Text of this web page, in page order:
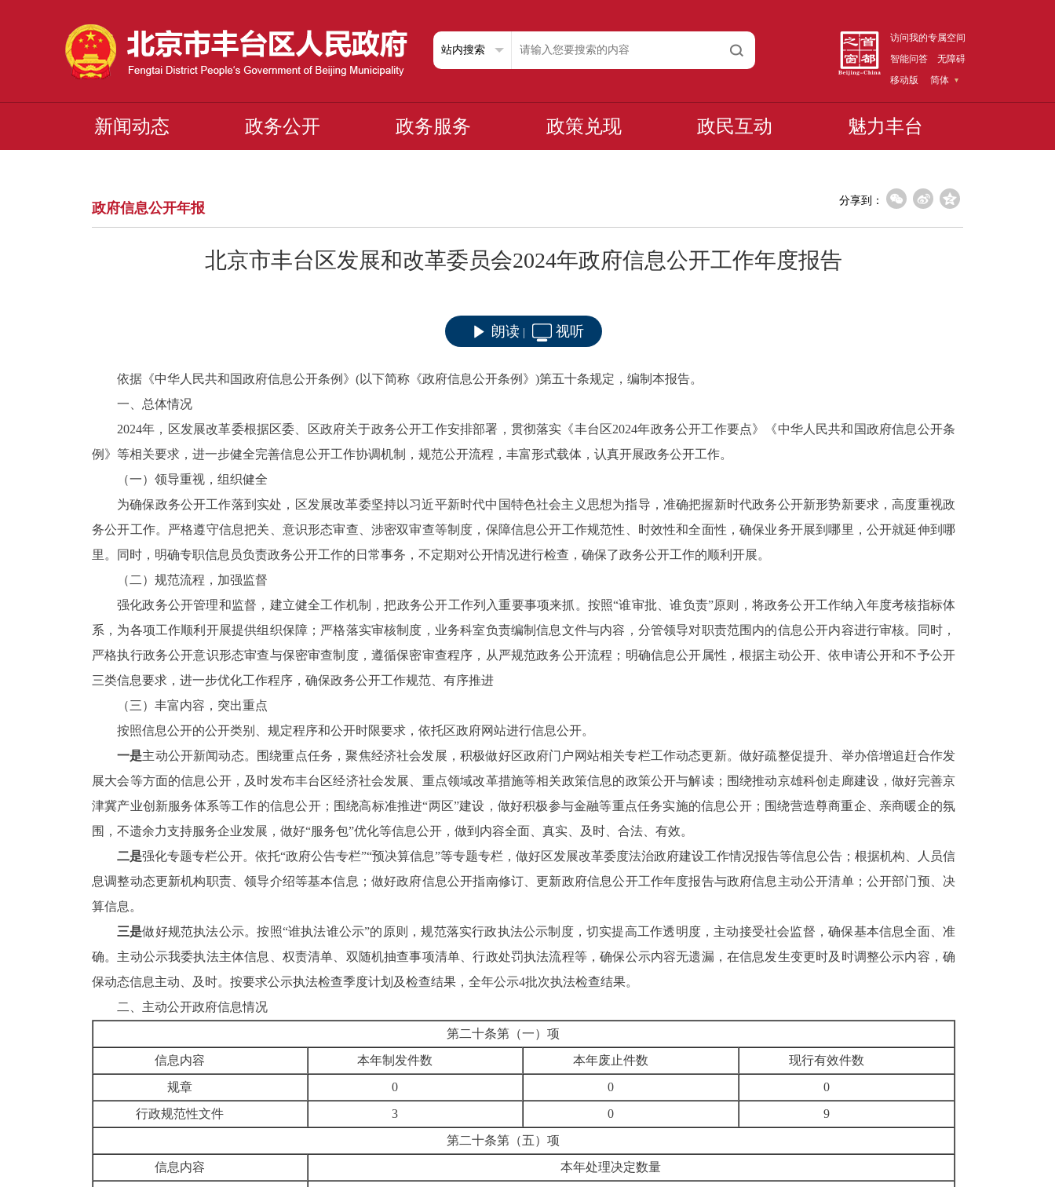
访问我的专属空间
智能问答
无障碍
移动版
简体
新闻动态 政务公开 政务服务 政策兑现 政民互动 魅力丰台
政府信息公开年报 分享到：
北京市丰台区发展和改革委员会2024年政府信息公开工作年度报告
朗读 视听
依据《中华人民共和国政府信息公开条例》(以下简称《政府信息公开条例》)第五十条规定，编制本报告。
一、总体情况
2024年，区发展改革委根据区委、区政府关于政务公开工作安排部署，贯彻落实《丰台区2024年政务公开工作要点》《中华人民共和国政府信息公开条
例》等相关要求，进一步健全完善信息公开工作协调机制，规范公开流程，丰富形式载体，认真开展政务公开工作。
（一）领导重视，组织健全
为确保政务公开工作落到实处，区发展改革委坚持以习近平新时代中国特色社会主义思想为指导，准确把握新时代政务公开新形势新要求，高度重视政
务公开工作。严格遵守信息把关、意识形态审查、涉密双审查等制度，保障信息公开工作规范性、时效性和全面性，确保业务开展到哪里，公开就延伸到哪
里。同时，明确专职信息员负责政务公开工作的日常事务，不定期对公开情况进行检查，确保了政务公开工作的顺利开展。
（二）规范流程，加强监督
强化政务公开管理和监督，建立健全工作机制，把政务公开工作列入重要事项来抓。按照“谁审批、谁负责”原则，将政务公开工作纳入年度考核指标体
系，为各项工作顺利开展提供组织保障；严格落实审核制度，业务科室负责编制信息文件与内容，分管领导对职责范围内的信息公开内容进行审核。同时，
严格执行政务公开意识形态审查与保密审查制度，遵循保密审查程序，从严规范政务公开流程；明确信息公开属性，根据主动公开、依申请公开和不予公开
三类信息要求，进一步优化工作程序，确保政务公开工作规范、有序推进
（三）丰富内容，突出重点
按照信息公开的公开类别、规定程序和公开时限要求，依托区政府网站进行信息公开。
一是主动公开新闻动态。围绕重点任务，聚焦经济社会发展，积极做好区政府门户网站相关专栏工作动态更新。做好疏整促提升、举办倍增追赶合作发
展大会等方面的信息公开，及时发布丰台区经济社会发展、重点领域改革措施等相关政策信息的政策公开与解读；围绕推动京雄科创走廊建设，做好完善京
津冀产业创新服务体系等工作的信息公开；围绕高标准推进“两区”建设，做好积极参与金融等重点任务实施的信息公开；围绕营造尊商重企、亲商暖企的氛
围，不遗余力支持服务企业发展，做好“服务包”优化等信息公开，做到内容全面、真实、及时、合法、有效。
二是强化专题专栏公开。依托“政府公告专栏”“预决算信息”等专题专栏，做好区发展改革委度法治政府建设工作情况报告等信息公告；根据机构、人员信
息调整动态更新机构职责、领导介绍等基本信息；做好政府信息公开指南修订、更新政府信息公开工作年度报告与政府信息主动公开清单；公开部门预、决
算信息。
三是做好规范执法公示。按照“谁执法谁公示”的原则，规范落实行政执法公示制度，切实提高工作透明度，主动接受社会监督，确保基本信息全面、准
确。主动公示我委执法主体信息、权责清单、双随机抽查事项清单、行政处罚执法流程等，确保公示内容无遗漏，在信息发生变更时及时调整公示内容，确
保动态信息主动、及时。按要求公示执法检查季度计划及检查结果，全年公示4批次执法检查结果。
二、主动公开政府信息情况
第二十条第（一）项
信息内容
本年制发件数 本年废止件数
现行有效件数
规章
0 0
0
行政规范性文件
3 0
9
第二十条第（五）项
信息内容
本年处理决定数量